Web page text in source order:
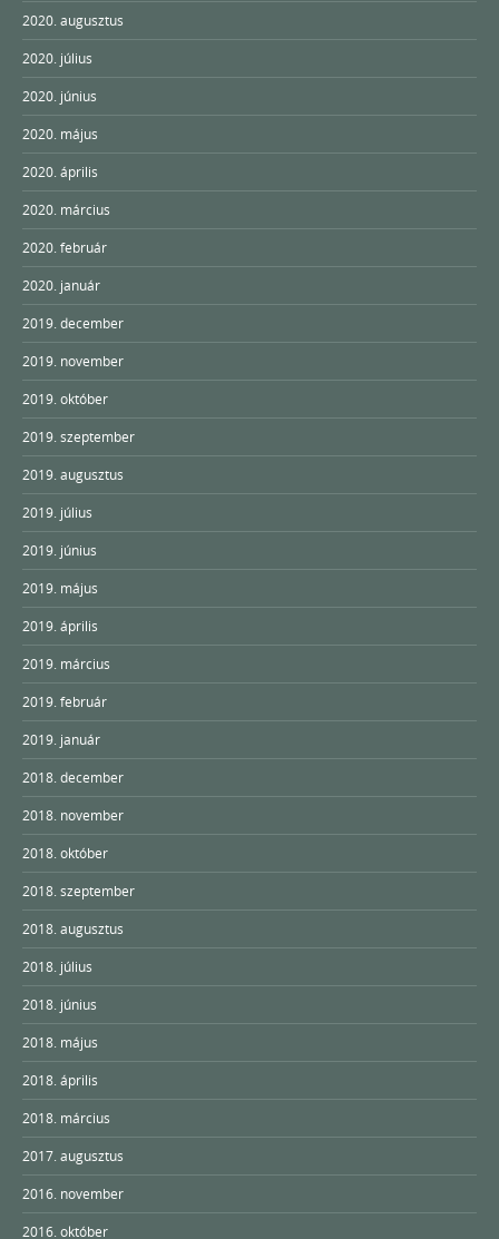
2020. augusztus
2020. július
2020. június
2020. május
2020. április
2020. március
2020. február
2020. január
2019. december
2019. november
2019. október
2019. szeptember
2019. augusztus
2019. július
2019. június
2019. május
2019. április
2019. március
2019. február
2019. január
2018. december
2018. november
2018. október
2018. szeptember
2018. augusztus
2018. július
2018. június
2018. május
2018. április
2018. március
2017. augusztus
2016. november
2016. október